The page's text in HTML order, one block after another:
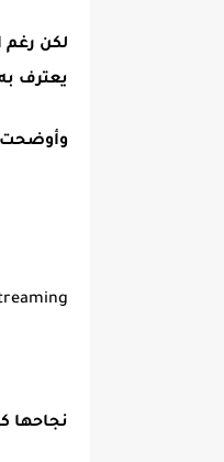
لكن رغم
يعترف
وأوضحت
نجاحها